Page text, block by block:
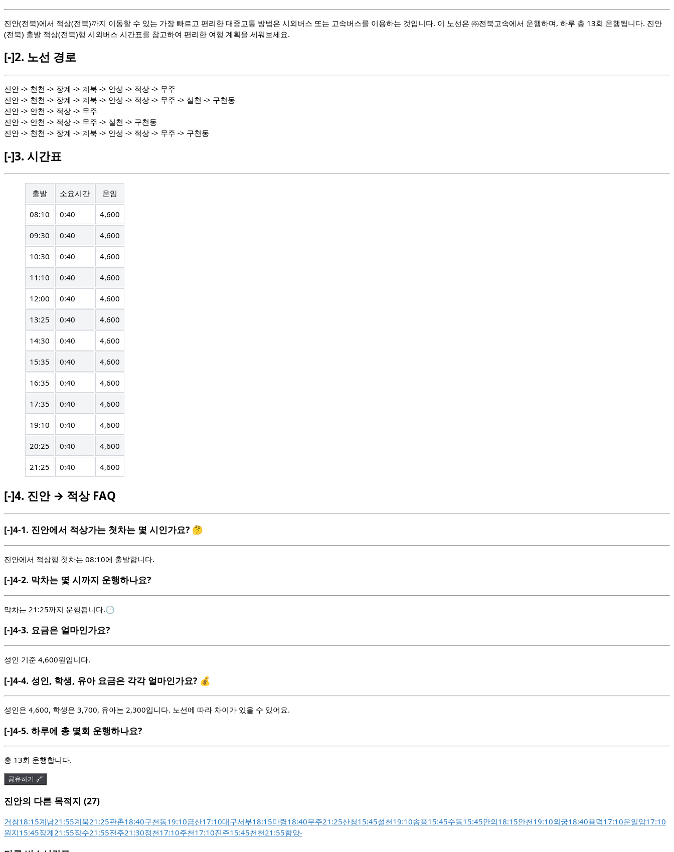
진안(전북)에서 적상(전북)까지 이동할 수 있는 가장 빠르고 편리한 대중교통 방법은 시외버스 또는 고속버스를 이용하는 것입니다. 이 노선은 ㈜전북고속에서 운행하며, 하루 총 13회 운행됩니다. 진안
(전북) 출발 적상(전북)행 시외버스 시간표를 참고하여 편리한 여행 계획을 세워보세요.
[-]2. 노선 경로
진안 -> 천천 -> 장계 -> 계북 -> 안성 -> 적상 -> 무주
진안 -> 천천 -> 장계 -> 계북 -> 안성 -> 적상 -> 무주 -> 설천 -> 구천동
진안 -> 안천 -> 적상 -> 무주
진안 -> 안천 -> 적상 -> 무주 -> 설천 -> 구천동
진안 -> 천천 -> 장계 -> 계북 -> 안성 -> 적상 -> 무주 -> 구천동
[-]3. 시간표
출발 소요시간 운임
08:10 0:40 4,600
09:30 0:40 4,600
10:30 0:40 4,600
11:10 0:40 4,600
12:00 0:40 4,600
13:25 0:40 4,600
14:30 0:40 4,600
15:35 0:40 4,600
16:35 0:40 4,600
17:35 0:40 4,600
19:10 0:40 4,600
20:25 0:40 4,600
21:25 0:40 4,600
[-]4. 진안 → 적상 FAQ
[-]4-1. 진안에서 적상가는 첫차는 몇 시인가요? 🤔
진안에서 적상행 첫차는 08:10에 출발합니다.
[-]4-2. 막차는 몇 시까지 운행하나요?
막차는 21:25까지 운행됩니다.🕛
[-]4-3. 요금은 얼마인가요?
성인 기준 4,600원입니다.
[-]4-4. 성인, 학생, 유아 요금은 각각 얼마인가요? 💰
성인은 4,600, 학생은 3,700, 유아는 2,300입니다. 노선에 따라 차이가 있을 수 있어요.
[-]4-5. 하루에 총 몇회 운행하나요?
총 13회 운행합니다.
공유하기 🔗
진안의 다른 목적지 (27)
거창18:15계남21:55계북21:25관촌18:40구천동19:10금산17:10대구서부18:15마령18:40무주21:25산청15:45설천19:10송풍15:45수동15:45안의18:15안천19:10외궁18:40용덕17:10운일암17:10
원지15:45장계21:55장수21:55전주21:30정천17:10주천17:10진주15:45천천21:55함양-